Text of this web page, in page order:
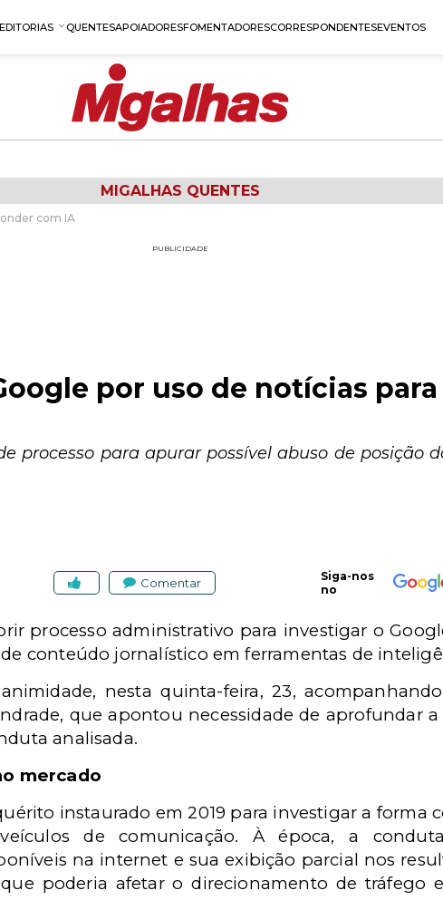
EDITORIAS QUENTESAPOIADORESFOMENTADORESCORRESPONDENTESEVENTOS
MIGALHAS QUENTES
com IA
PUBLICIDADE
por uso de notícias
processo para apurar possível abuso de posição
Comentar
Siga-nos
no
processo administrativo para investigar o
conteúdo jornalístico em ferramentas de
nesta quinta-feira, 23,
que apontou necessidade de aprofundar
analisada.
mercado
instaurado em 2019 para investigar a forma
de comunicação. À época, a
na internet e sua exibição parcial nos
poderia afetar o direcionamento de tráfego